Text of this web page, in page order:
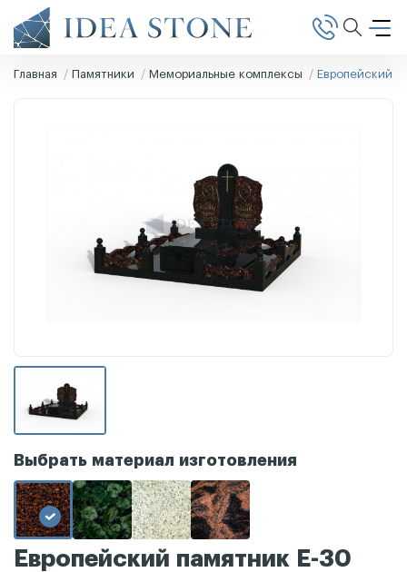
Главная Памятники Мемориальные комплексы Европейский
Выбрать материал изготовления
Европейский памятник Е-30